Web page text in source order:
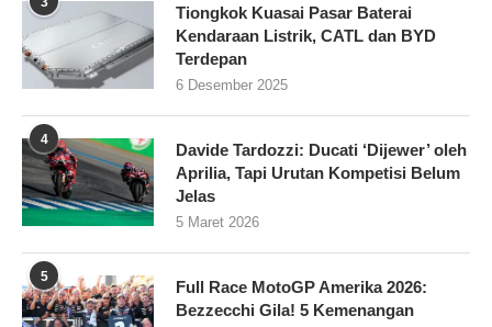
Tiongkok Kuasai Pasar Baterai
Kendaraan Listrik, CATL dan BYD
Terdepan
6 Desember 2025
4
Davide Tardozzi: Ducati ‘Dijewer’ oleh
Aprilia, Tapi Urutan Kompetisi Belum
Jelas
5 Maret 2026
5
Full Race MotoGP Amerika 2026:
Bezzecchi Gila! 5 Kemenangan